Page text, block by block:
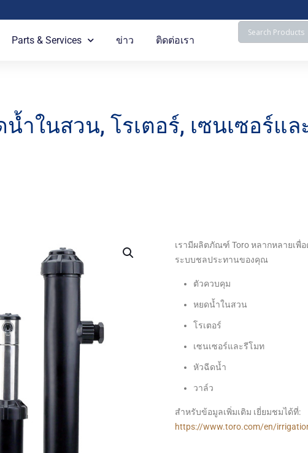
Parts & Services ข่าว ติดต่อเรา
ำในสวน, โรเตอร์, เซนเซอร์แ
เรามีผลิตภัณฑ์ Toro หลากหลายเพื่
ระบบชลประทานของคุณ
ตัวควบคุม
หยดน้ำในสวน
โรเตอร์
เซนเซอร์และรีโมท
หัวฉีดน้ำ
วาล์ว
สำหรับข้อมูลเพิ่มเติม เยี่ยมชมได้ที่:
https://www.toro.com/en/